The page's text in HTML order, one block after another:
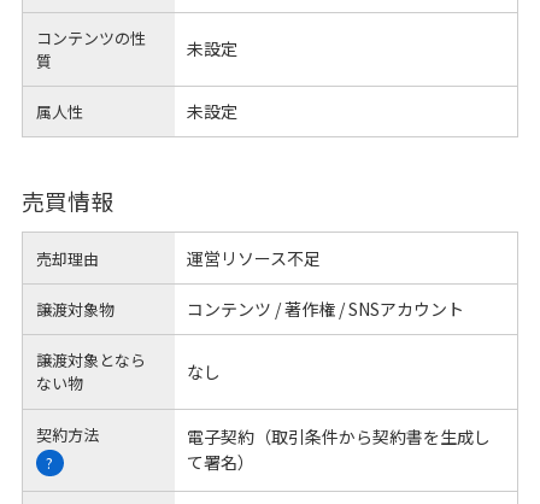
コンテンツの性
質
未設定
属人性 未設定
売買情報
売却理由 運営リソース不足
譲渡対象物 コンテンツ / 著作権 / SNSアカウント
譲渡対象となら
ない物
なし
契約方法
?
電子契約（取引条件から契約書を生成し
て署名）